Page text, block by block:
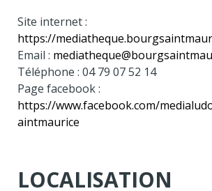
Site internet :
https://
Email :
Téléphone : 04 79 07 52 14
Page facebook :
https://www.facebook.com/
aintmaurice
LOCALISATION